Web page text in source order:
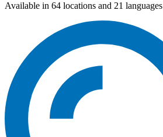
Available in 64 locations and 21 languages